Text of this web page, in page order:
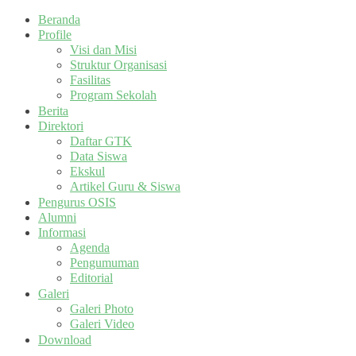
Beranda
Profile
Visi dan Misi
Struktur Organisasi
Fasilitas
Program Sekolah
Berita
Direktori
Daftar GTK
Data Siswa
Ekskul
Artikel Guru & Siswa
Pengurus OSIS
Alumni
Informasi
Agenda
Pengumuman
Editorial
Galeri
Galeri Photo
Galeri Video
Download